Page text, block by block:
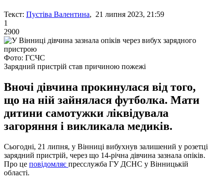
Текст: Пустіва Валентина, 21 липня 2023, 21:59
1
2900
Фото: ГСЧС
Зарядний пристрій став причиною пожежі
Вночі дівчина прокинулася від того,
що на ній зайнялася футболка. Мати
дитини самотужки ліквідувала
загоряння і викликала медиків.
Сьогодні, 21 липня, у Вінниці вибухнув залишений у розетці
зарядний пристрій, через що 14-річна дівчина зазнала опіків.
Про це повідомляє пресслужба ГУ ДСНС у Вінницькій
області.